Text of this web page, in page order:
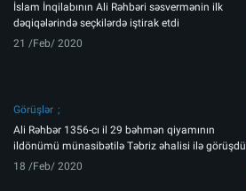
İslam İnqilabının Ali Rəhbəri səsvermənin ilk
dəqiqələrində seçkilərdə iştirak etdi
21 /Feb/ 2020
Görüşlər
Ali Rəhbər 1356-cı il 29 bəhmən qiyamının
ildönümü münasibətilə Təbriz əhalisi ilə görüşdü
18 /Feb/ 2020